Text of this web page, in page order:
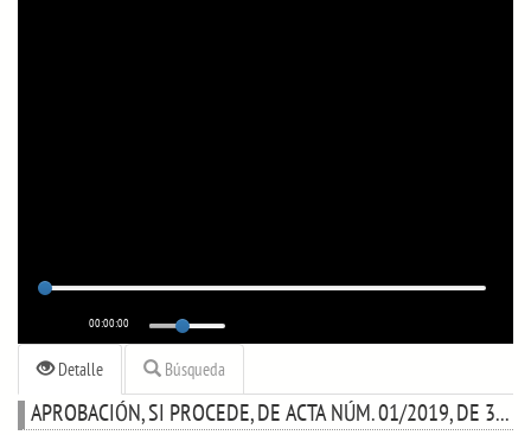
00:00:00
Detalle Búsqueda
APROBACIÓN, SI PROCEDE, DE ACTA NÚM. 01/2019, DE 31 DE ENERO